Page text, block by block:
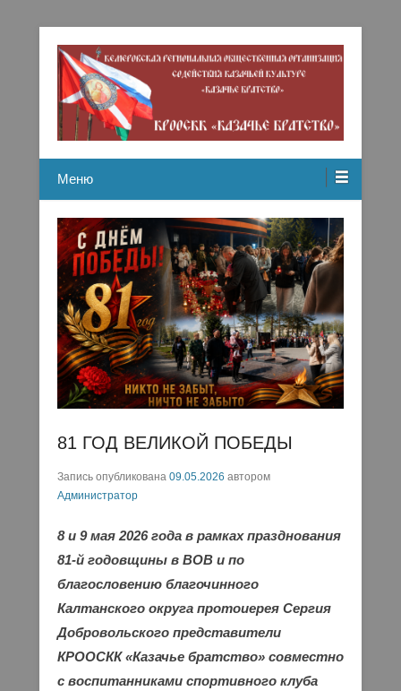
Казачье братство
Меню
81 ГОД ВЕЛИКОЙ ПОБЕДЫ
Запись опубликована 09.05.2026 автором
Администратор
8 и 9 мая 2026 года в рамках празднования
81-й годовщины в ВОВ и по
благословению благочинного
Калтанского округа протоиерея Сергия
Добровольского представители
КРООСКК «Казачье братство» совместно
с воспитанниками спортивного клуба